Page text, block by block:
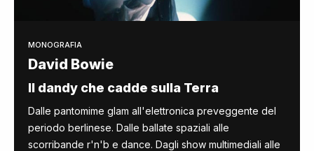
MONOGRAFIA
David Bowie
Il dandy che cadde sulla Terra
Dalle pantomime glam all'elettronica preveggente del
periodo berlinese. Dalle ballate spaziali alle
scorribande r'n'b e dance. Dagli show multimediali alle